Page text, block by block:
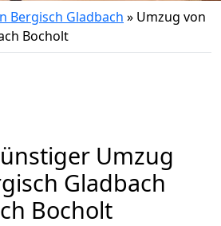
Bergisch Gladbach » Umzug von
Bocholt
Umzug
Gladbach
Bocholt